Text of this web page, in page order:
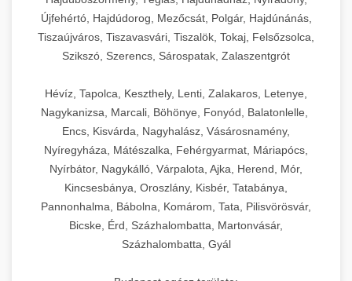
Újfehértó, Hajdúdorog, Mezőcsát, Polgár, Hajdúnánás,
Tiszaújváros, Tiszavasvári, Tiszalök, Tokaj, Felsőzsolca,
Szikszó, Szerencs, Sárospatak, Zalaszentgrót
Hévíz, Tapolca, Keszthely, Lenti, Zalakaros, Letenye,
Nagykanizsa, Marcali, Böhönye, Fonyód, Balatonlelle,
Encs, Kisvárda, Nagyhalász, Vásárosnamény,
Nyíregyháza, Mátészalka, Fehérgyarmat, Máriapócs,
Nyírbátor, Nagykálló, Várpalota, Ajka, Herend, Mór,
Kincsesbánya, Oroszlány, Kisbér, Tatabánya,
Pannonhalma, Bábolna, Komárom, Tata, Pilisvörösvár,
Bicske, Érd, Százhalombatta, Martonvásár,
Százhalombatta, Gyál